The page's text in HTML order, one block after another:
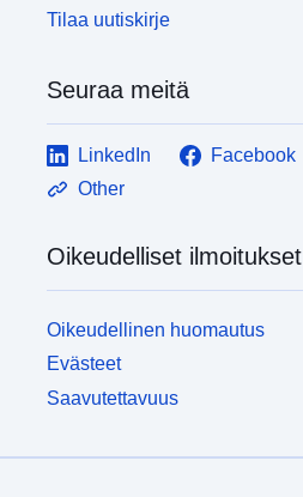
Tilaa uutiskirje
Seuraa meitä
LinkedIn Facebook
Other
Oikeudelliset ilmoitukset
Oikeudellinen huomautus
Evästeet
Saavutettavuus